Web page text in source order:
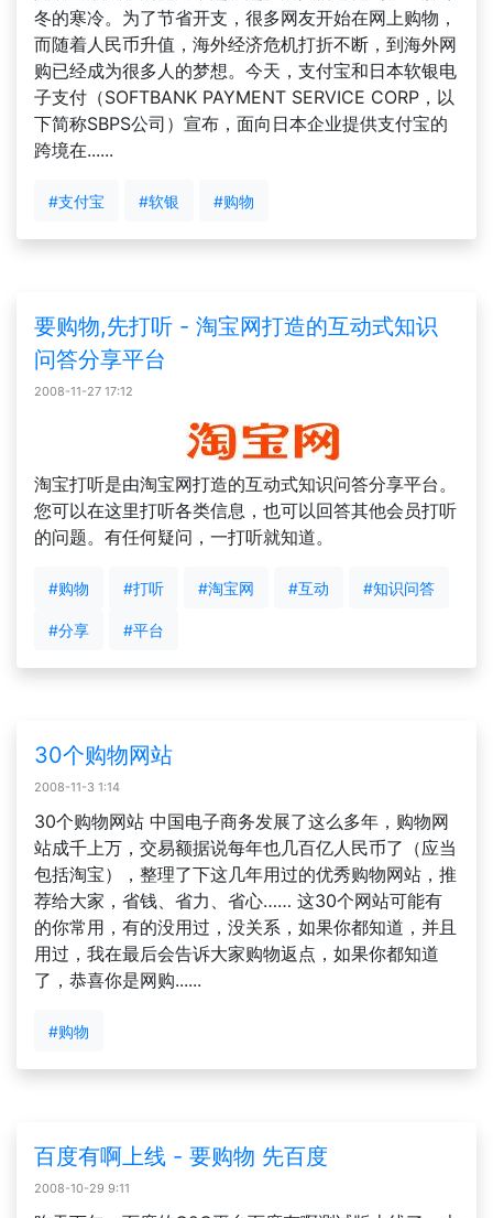
冬的寒冷。为了节省开支，很多网友开始在网上购物，
而随着人民币升值，海外经济危机打折不断，到海外网
购已经成为很多人的梦想。今天，支付宝和日本软银电
子支付（SOFTBANK PAYMENT SERVICE CORP，以
下简称SBPS公司）宣布，面向日本企业提供支付宝的
跨境在......
#支付宝 #软银 #购物
要购物,先打听 - 淘宝网打造的互动式知识
问答分享平台
2008-11-27 17:12
淘宝打听是由淘宝网打造的互动式知识问答分享平台。
您可以在这里打听各类信息，也可以回答其他会员打听
的问题。有任何疑问，一打听就知道。
#购物 #打听 #淘宝网 #互动 #知识问答
#分享 #平台
30个购物网站
2008-11-3 1:14
30个购物网站 中国电子商务发展了这么多年，购物网
站成千上万，交易额据说每年也几百亿人民币了（应当
包括淘宝），整理了下这几年用过的优秀购物网站，推
荐给大家，省钱、省力、省心…… 这30个网站可能有
的你常用，有的没用过，没关系，如果你都知道，并且
用过，我在最后会告诉大家购物返点，如果你都知道
了，恭喜你是网购......
#购物
百度有啊上线 - 要购物 先百度
2008-10-29 9:11